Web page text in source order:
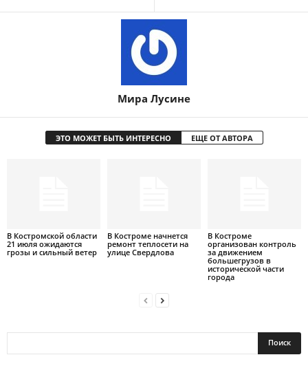
Мира Лусине
ЭТО МОЖЕТ БЫТЬ ИНТЕРЕСНО ЕЩЕ ОТ АВТОРА
В Костромской области
21 июля ожидаются
грозы и сильный ветер
В Костроме начнется
ремонт теплосети на
улице Свердлова
В Костроме
организован контроль
за движением
большегрузов в
исторической части
города